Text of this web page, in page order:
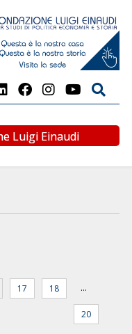
Luigi Einaudi
17 18 …
20